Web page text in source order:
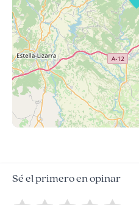
Sé el primero en opinar